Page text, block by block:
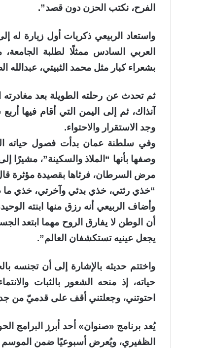
الفرح، نكتب الحزن دون قصد”.
العربي السادس ممثلًا لطلبة
بشعراء كبار مثل محمد الثبيتي، عبدالله
ثم تحدث عن رحلته الطويلة بعد مغادرته
آنذاك، ثم إلى اليمن التي أقام فيها
وجد الاستقرار والاحتواء.
وفي سلطنة عمان بدأت فصول حياته
وصفها بأنها “الملاذ والسكينة”،
مرض السرطان، فرثاها بقصيدة مؤثرة
“خذي رئتي، خذي بدئي وآخرتي، خذي
وأضاف الربيعي أنه رزق منها ابنته
أن الوطن لا يفارق الروح مهما ابتعد
يجعل عينيه تستكشفان العالم”.
واختتم حديثه بالإشارة إلى أن تجنسه
حياته، إذ منحه الشعور بالثبات
احتوتني، وجعلتني أقف على قدميّ من
يُعد برنامج «صنوان» أحد أبرز البرامج
الظفيري، ويُعرض أسبوعيًا ضمن الموسم